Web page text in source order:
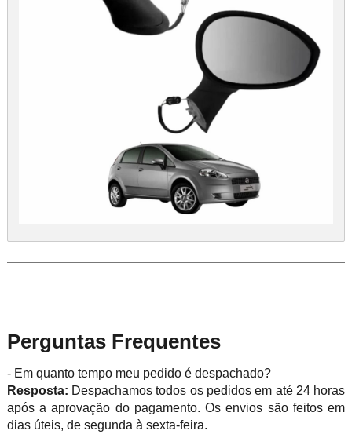
Perguntas Frequentes
- Em quanto tempo meu pedido é despachado?
Resposta: Despachamos todos os pedidos em até 24 horas
após a aprovação do pagamento. Os envios são feitos em
dias úteis, de segunda à sexta-feira.